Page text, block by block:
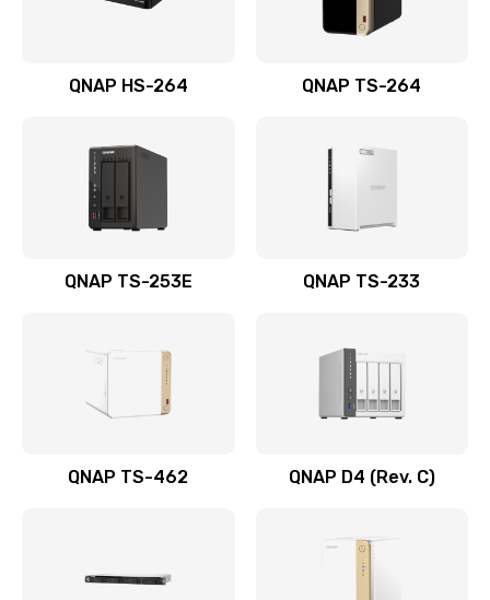
QNAP HS-264 QNAP TS-264
QNAP TS-253E QNAP TS-233
QNAP TS-462 QNAP D4 (Rev. C)